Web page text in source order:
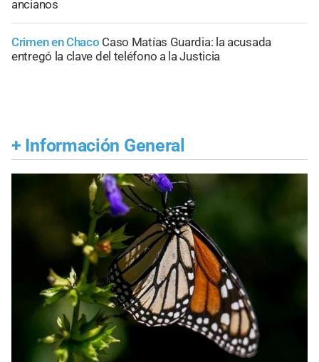
ancianos
Crimen en Chaco Caso Matías Guardia: la acusada
entregó la clave del teléfono a la Justicia
+ Información General